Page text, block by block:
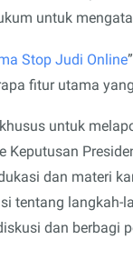
untuk
Stop Judi Online
fitur utama
untuk
Keputusan
dan materi
tentang langkah-
dan berbagi